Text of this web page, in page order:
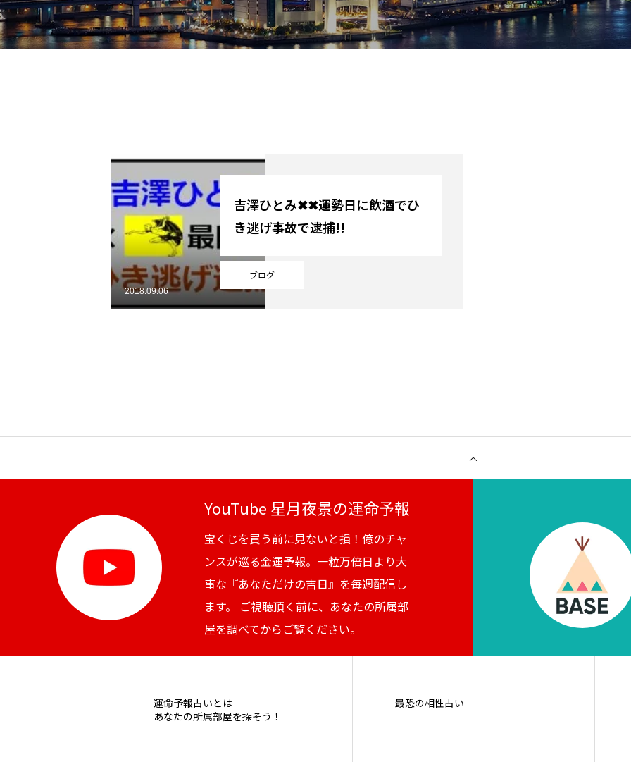
テニス四大大会・五輪
YouTube
Online Store
ブログ
吉澤ひとみ✖✖運勢日に飲酒でひ
き逃げ事故で逮捕!!
2018.09.06
YouTube 星月夜景の運命予報
宝くじを買う前に見ないと損！億のチャ
ンスが巡る金運予報。一粒万倍日より大
事な『あなただけの吉日』を毎週配信し
ます。 ご視聴頂く前に、あなたの所属部
屋を調べてからご覧ください。
運命予報占いとは
あなたの所属部屋を探そう！
最恐の相性占い